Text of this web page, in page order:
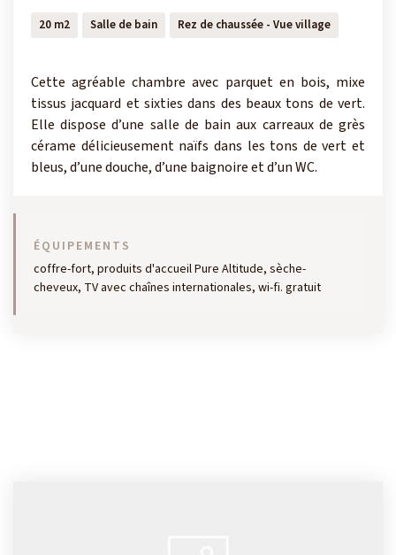
20 m2 Salle de bain Rez de chaussée - Vue village
Cette agréable chambre avec parquet en bois, mixe
tissus jacquard et sixties dans des beaux tons de vert.
Elle dispose d’une salle de bain aux carreaux de grès
cérame délicieusement naïfs dans les tons de vert et
bleus, d’une douche, d’une baignoire et d’un WC.
ÉQUIPEMENTS
coffre-fort, produits d'accueil Pure Altitude, sèche-
cheveux, TV avec chaînes internationales, wi-fi. gratuit